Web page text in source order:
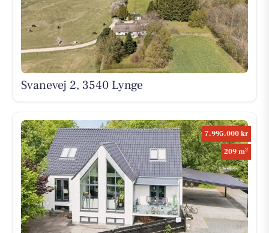
Svanevej 2, 3540 Lynge
7.995.000 kr
209 m2